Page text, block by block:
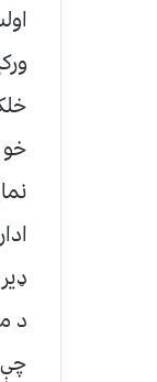
د
چې